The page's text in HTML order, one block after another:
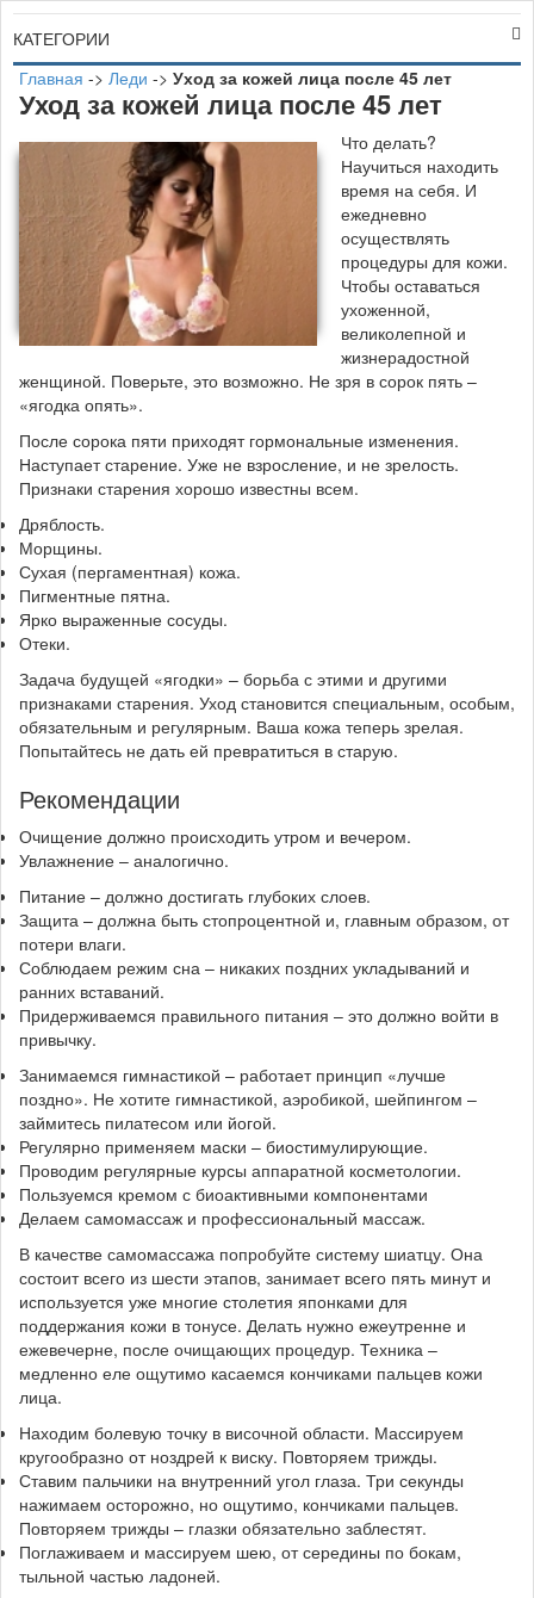
КАТЕГОРИИ
Главная -> Леди -> Уход за кожей лица после 45 лет
Уход за кожей лица после 45 лет
Что делать?
Научиться находить
время на себя. И
ежедневно
осуществлять
процедуры для кожи.
Чтобы оставаться
ухоженной,
великолепной и
жизнерадостной
женщиной. Поверьте, это возможно. Не зря в сорок пять –
«ягодка опять».
После сорока пяти приходят гормональные изменения.
Наступает старение. Уже не взросление, и не зрелость.
Признаки старения хорошо известны всем.
Дряблость.
Морщины.
Сухая (пергаментная) кожа.
Пигментные пятна.
Ярко выраженные сосуды.
Отеки.
Задача будущей «ягодки» – борьба с этими и другими
признаками старения. Уход становится специальным, особым,
обязательным и регулярным. Ваша кожа теперь зрелая.
Попытайтесь не дать ей превратиться в старую.
Рекомендации
Очищение должно происходить утром и вечером.
Увлажнение – аналогично.
Питание – должно достигать глубоких слоев.
Защита – должна быть стопроцентной и, главным образом, от
потери влаги.
Соблюдаем режим сна – никаких поздних укладываний и
ранних вставаний.
Придерживаемся правильного питания – это должно войти в
привычку.
Занимаемся гимнастикой – работает принцип «лучше
поздно». Не хотите гимнастикой, аэробикой, шейпингом –
займитесь пилатесом или йогой.
Регулярно применяем маски – биостимулирующие.
Проводим регулярные курсы аппаратной косметологии.
Пользуемся кремом с биоактивными компонентами
Делаем самомассаж и профессиональный массаж.
В качестве самомассажа попробуйте систему шиатцу. Она
состоит всего из шести этапов, занимает всего пять минут и
используется уже многие столетия японками для
поддержания кожи в тонусе. Делать нужно ежеутренне и
ежевечерне, после очищающих процедур. Техника –
медленно еле ощутимо касаемся кончиками пальцев кожи
лица.
Находим болевую точку в височной области. Массируем
кругообразно от ноздрей к виску. Повторяем трижды.
Ставим пальчики на внутренний угол глаза. Три секунды
нажимаем осторожно, но ощутимо, кончиками пальцев.
Повторяем трижды – глазки обязательно заблестят.
Поглаживаем и массируем шею, от середины по бокам,
тыльной частью ладоней.